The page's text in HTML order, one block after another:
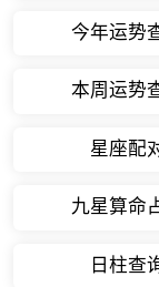
今年运势
本周运势
星座配
九星算命
日柱查